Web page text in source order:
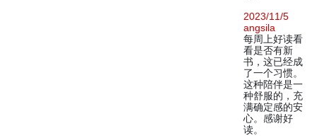
2023/11/5
angsila
每周上好读看
看是否有新
书，这已经成
了一个习惯。
这种陪伴是一
种舒服的，充
满确定感的安
心。感谢好
读。